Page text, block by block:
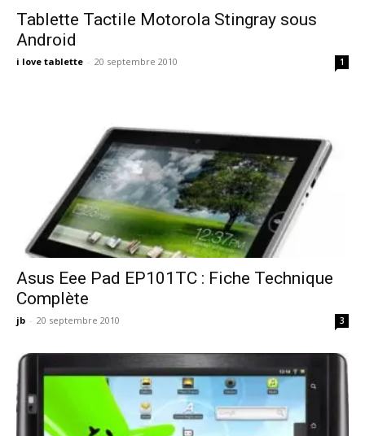
Tablette Tactile Motorola Stingray sous
Android
i love tablette - 20 septembre 2010 1
Asus Eee Pad EP101TC : Fiche Technique
Complète
jb - 20 septembre 2010 3